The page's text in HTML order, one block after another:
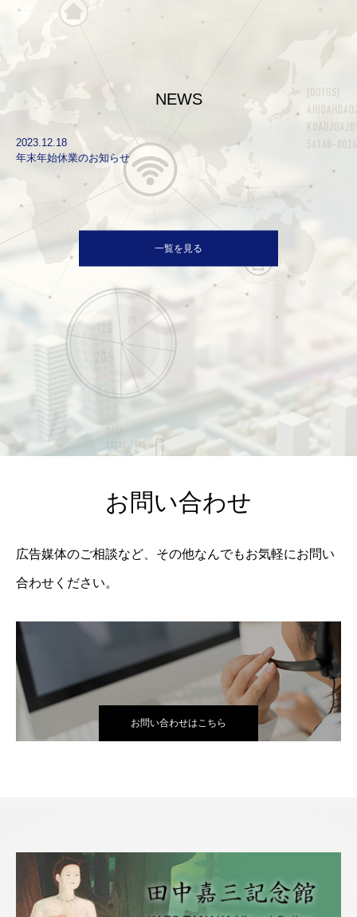
NEWS
2023.12.18
年末年始休業のお知らせ
一覧を見る
お問い合わせ
広告媒体のご相談など、その他なんでもお気軽にお問い
合わせください。
お問い合わせはこちら
事業・サービス
NEWS